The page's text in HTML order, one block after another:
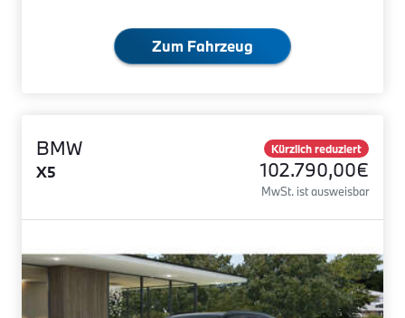
Zum Fahrzeug
BMW
X5
Kürzlich reduziert
102.790,00€
MwSt. ist ausweisbar